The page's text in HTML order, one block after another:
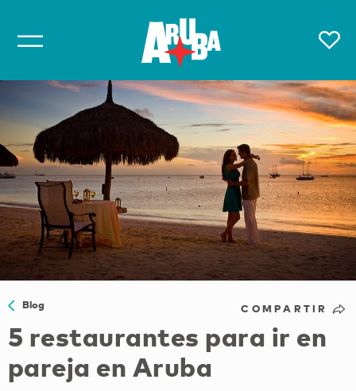
Blog COMPARTIR
5 restaurantes para ir en
pareja en Aruba